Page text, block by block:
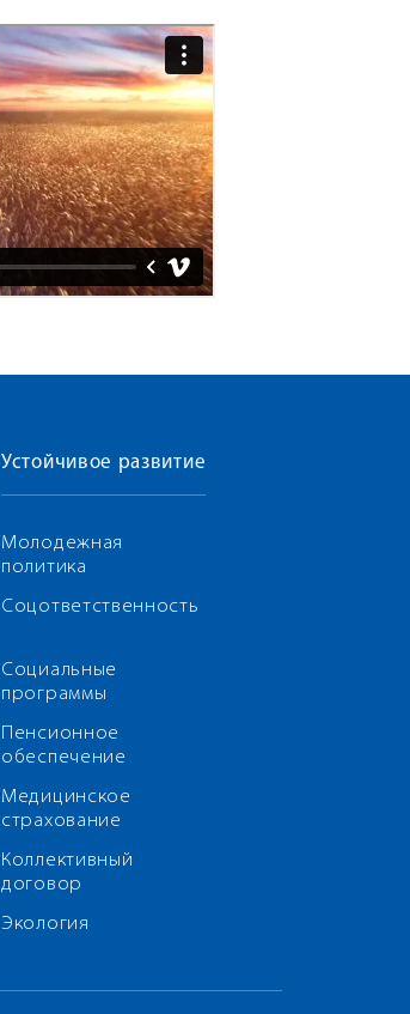
Устойчивое развитие
Молодежная
политика
Соцответственность
Социальные
программы
Пенсионное
обеспечение
Медицинское
страхование
Коллективный
договор
Экология